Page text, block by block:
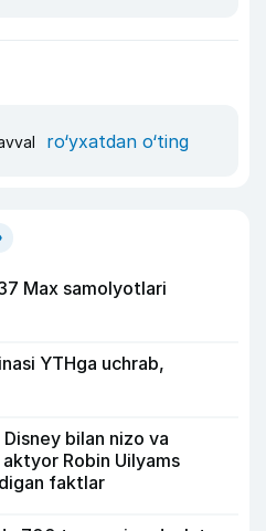
ro‘yxatdan o‘ting
Max samolyotlari
YTHga uchrab,
bilan nizo va
Robin Uilyams
faktlar